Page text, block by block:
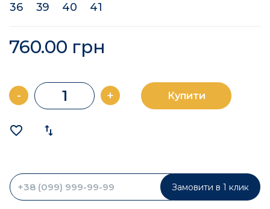
36 39 40 41
760.00 грн
- + Купити
favorite_border import_export
Замовити в 1 клик